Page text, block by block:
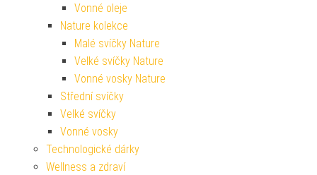
Vonné oleje
Nature kolekce
Malé svíčky Nature
Velké svíčky Nature
Vonné vosky Nature
Střední svíčky
Velké svíčky
Vonné vosky
Technologické dárky
Wellness a zdraví